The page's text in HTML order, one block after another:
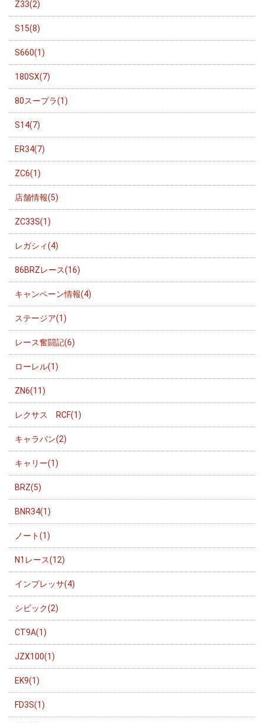
Z33(2)
S15(8)
S660(1)
180SX(7)
80スープラ(1)
S14(7)
ER34(7)
ZC6(1)
店舗情報(5)
ZC33S(1)
レガシィ(4)
86BRZレース(16)
キャンペーン情報(4)
ステージア(1)
レース奮闘記(6)
ローレル(1)
ZN6(11)
レクサス RCF(1)
キャラバン(2)
キャリー(1)
BRZ(5)
BNR34(1)
ノート(1)
N1レース(12)
インプレッサ(4)
シビック(2)
CT9A(1)
JZX100(1)
EK9(1)
FD3S(1)